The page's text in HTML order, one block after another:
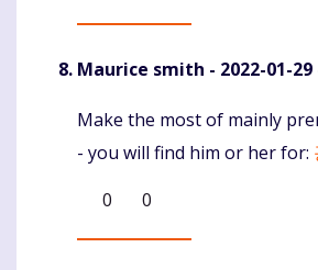
Maurice smith - 2022-01-29
Komentaras
Make the most of mainly
- you will find him or her for:
0
0